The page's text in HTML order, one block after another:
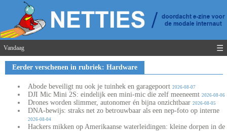
Vandaag ☰
Eerder verschenen in rubriek: Hardware
Abode beveiligt nu ook je tuinhek en garagepoort 2026-08-07
DJI Mic Mini 2S: eindelijk een mini-mic die zelf meeneemt 2026-08-06
Drones worden slimmer, autonomer én bijna onzichtbaar 2026-08-05
DNA-bewijs: straks net zo betrouwbaar als een nep-foto op interne
2026-08-04
Hackers mikken op Amerikaanse waterleidingen: kleine dorpen in de